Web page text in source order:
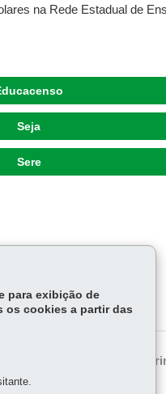
na Rede Estadual de
Seja
Sere
para exibição de
os cookies a partir das